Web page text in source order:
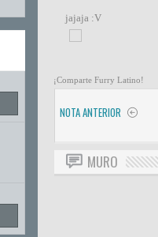
jajaja :V
¡Comparte Furry Latino!
NOTA ANTERIOR
MURO